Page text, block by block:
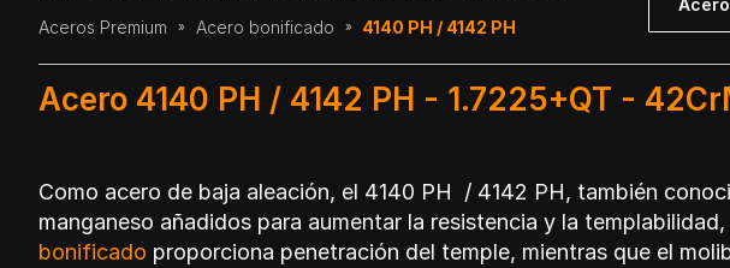
Aceros Premium Acero bonificado 4140 PH / 4142 PH
Acero 4140 PH / 4142 PH - 1.7225+QT -
Como acero de baja aleación, el 4140 PH / 4142 PH, también
manganeso añadidos para aumentar la resistencia y la
bonificado proporciona penetración del temple, mientras que el